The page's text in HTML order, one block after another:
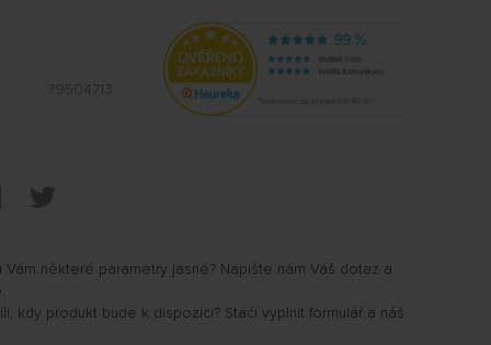
79504713
některé parametry jasné? Napište nám Váš dotaz a
kdy produkt bude k dispozici? Stačí vyplnit formulář a náš